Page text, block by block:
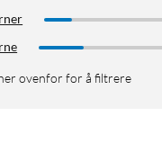
ovenfor for å filtrere